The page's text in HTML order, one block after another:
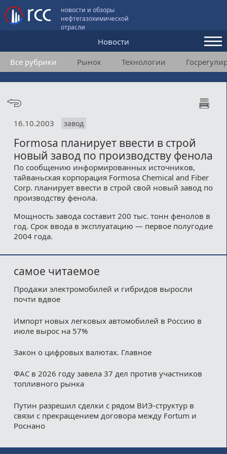
новости и обзоры
нефтегазохимической
отрасли
Новости
Аналитика и мнения
Конференции
Пользовательское соглашение
Медиакит
Все рубрики Рынок Технологии
16.10.2003 завод
Formosa планирует ввести в строй
новый завод по производству фенола
По сообщению информированных источников,
тайваньская корпорация Formosa Chemical and Fiber
Corp. планирует ввести в строй свой новый завод по
производству фенола.
Мощность завода составит 200 тыс. тонн фенолов в
год. Срок ввода в эксплуатацию — первое полугодие
2004 года.
самое читаемое
Продажи электромобилей и гибридов выросли
почти вдвое
Импорт новых легковых автомобилей в Россию в
июле вырос на 57%
Закон о цифровых валютах. Главное
ФАС в 2026 году завела 37 дел против участников
топливного рынка
Путин разрешил сделки с рядом ВИЭ-структур в
связи с прекращением договора между Fortum и
Роснано